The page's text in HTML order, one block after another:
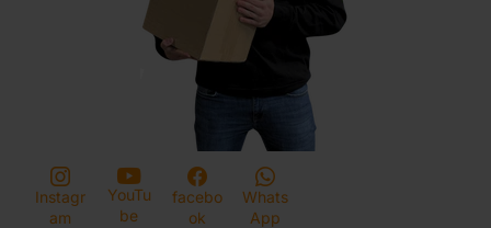
Instagr
am
YouTu
be
facebo
ok
Whats
App